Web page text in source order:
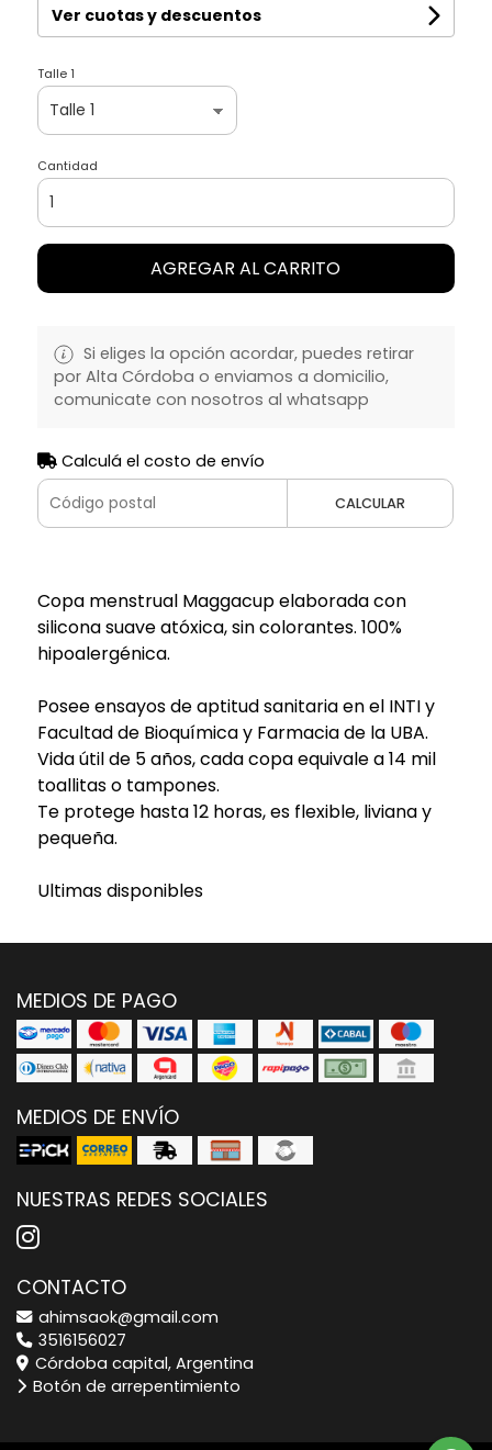
Ver cuotas y descuentos
Talle 1
Cantidad
AGREGAR AL CARRITO
Si eliges la opción acordar, puedes retirar
por Alta Córdoba o enviamos a domicilio,
comunicate con nosotros al whatsapp
Calculá el costo de envío
CALCULAR
Copa menstrual Maggacup elaborada con
silicona suave atóxica, sin colorantes. 100%
hipoalergénica.
Posee ensayos de aptitud sanitaria en el INTI y
Facultad de Bioquímica y Farmacia de la UBA.
Vida útil de 5 años, cada copa equivale a 14 mil
toallitas o tampones.
Te protege hasta 12 horas, es flexible, liviana y
pequeña.
Ultimas disponibles
MEDIOS DE PAGO
MEDIOS DE ENVÍO
NUESTRAS REDES SOCIALES
CONTACTO
ahimsaok@gmail.com
3516156027
Córdoba capital, Argentina
Botón de arrepentimiento